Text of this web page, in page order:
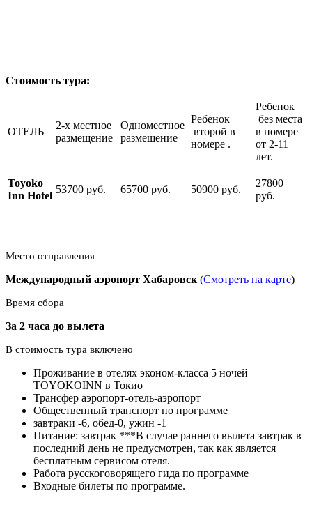
Стоимость тура:
ОТЕЛЬ
2-х местное
размещение
Одноместное
размещение
Ребенок
второй в
номере .
Ребенок
без места
в номере
от 2-11
лет.
Toyoko
Inn Hotel
53700 руб. 65700 руб. 50900 руб.
27800
руб.
Место отправления
Международный аэропорт Хабаровск (Смотреть на карте)
Время сбора
За 2 часа до вылета
В стоимость тура включено
Проживание в отелях эконом-класса 5 ночей
TOYOKOINN в Токио
Трансфер аэропорт-отель-аэропорт
Общественный транспорт по программе
завтраки -6, обед-0, ужин -1
Питание: завтрак ***В случае раннего вылета завтрак в
последний день не предусмотрен, так как является
бесплатным сервисом отеля.
Работа русскоговорящего гида по программе
Входные билеты по программе.